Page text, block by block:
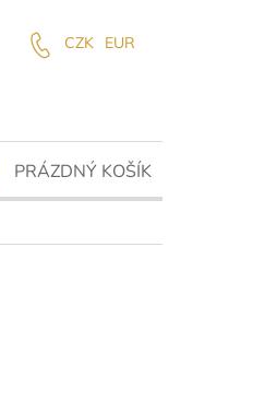
CZK EUR
NÁKUPNÍ
KOŠÍK
PRÁZDNÝ KOŠÍK